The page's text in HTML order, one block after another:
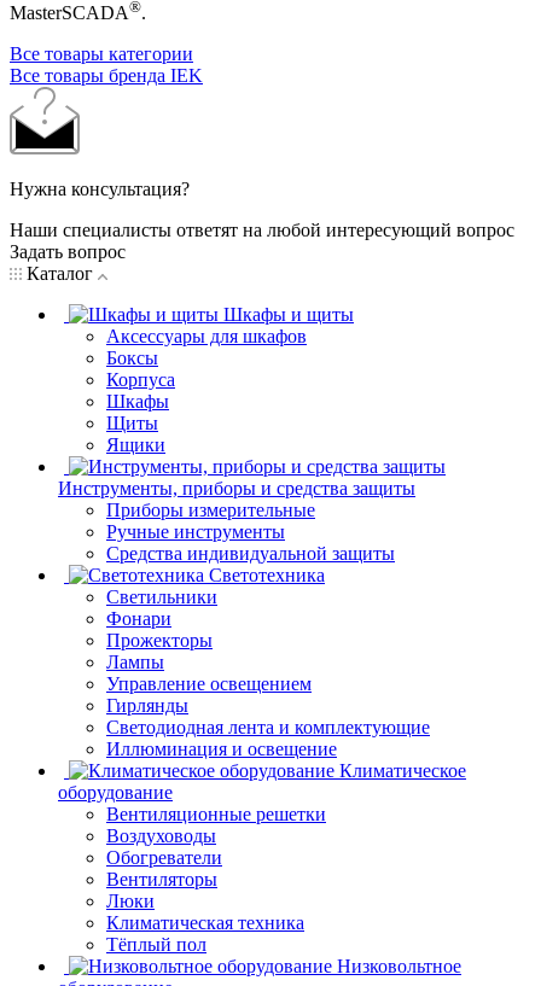
MasterSCADA®.
Все товары категории
Все товары бренда IEK
Нужна консультация?
Наши специалисты ответят на любой интересующий вопрос
Задать вопрос
Каталог
Шкафы и щиты
Аксессуары для шкафов
Боксы
Корпуса
Шкафы
Щиты
Ящики
Инструменты, приборы и средства защиты
Приборы измерительные
Ручные инструменты
Средства индивидуальной защиты
Светотехника
Светильники
Фонари
Прожекторы
Лампы
Управление освещением
Гирлянды
Светодиодная лента и комплектующие
Иллюминация и освещение
Климатическое
оборудование
Вентиляционные решетки
Воздуховоды
Обогреватели
Вентиляторы
Люки
Климатическая техника
Тёплый пол
Низковольтное